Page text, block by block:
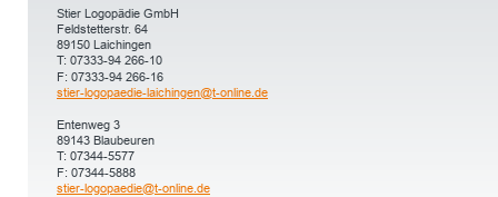
Stier Logopädie GmbH
Feldstetterstr. 64
89150 Laichingen
T: 07333-94 266-10
F: 07333-94 266-16
stier-logopaedie-laichingen@t-online.de
Entenweg 3
89143 Blaubeuren
T: 07344-5577
F: 07344-5888
stier-logopaedie@t-online.de